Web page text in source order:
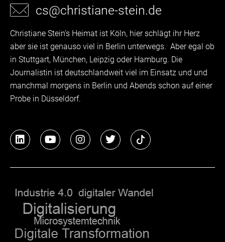
cs@christiane-stein.de
Christiane Stein’s Heimat ist Köln, hier schlägt ihr Herz
aber sie ist genauso viel in Berlin unterwegs. Aber egal ob
in Stuttgart, München, Leipzig oder Hamburg. Die
Journalistin ist deutschlandweit viel im Einsatz und und
manchmal morgens in Berlin und Abends schon auf einer
Probe in Düsseldorf.
L
i
i
n
Y
o
e
I
n
r
a
m
T
w
r